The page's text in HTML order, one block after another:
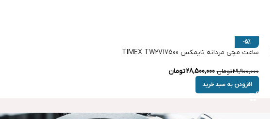
-5%
ساعت مچی مردانه تایمکس TIMEX TW2V17500
29,900,000تومان 28,500,000تومان
افزودن به سبد خرید